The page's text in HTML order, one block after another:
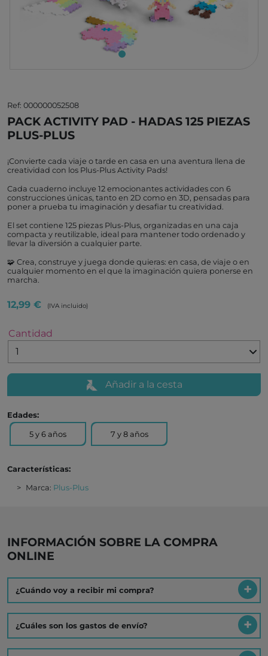
Ref: 000000052508
PACK ACTIVITY PAD - HADAS 125 PIEZAS
PLUS-PLUS
¡Convierte cada viaje o tarde en casa en una aventura llena de
creatividad con los Plus-Plus Activity Pads!
Cada cuaderno incluye 12 emocionantes actividades con 6
construcciones únicas, tanto en 2D como en 3D, pensadas para
poner a prueba tu imaginación y desafiar tu creatividad.
El set contiene 125 piezas Plus-Plus, organizadas en una caja
compacta y reutilizable, ideal para mantener todo ordenado y
llevar la diversión a cualquier parte.
🧩 Crea, construye y juega donde quieras: en casa, de viaje o en
cualquier momento en el que la imaginación quiera ponerse en
marcha.
12,99 € (IVA incluido)
Cantidad
Añadir a la cesta
Edades:
5 y 6 años 7 y 8 años
Características:
Marca: Plus-Plus
INFORMACIÓN SOBRE LA COMPRA
ONLINE
¿Cuándo voy a recibir mi compra?
¿Cuáles son los gastos de envío?